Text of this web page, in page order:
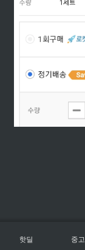
핫딜 중고